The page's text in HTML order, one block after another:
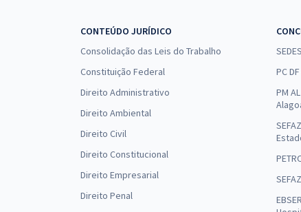
CONTEÚDO JURÍDICO
Consolidação das Leis do Trabalho
Constituição Federal
Direito Administrativo
Direito Ambiental
Direito Civil
Direito Constitucional
Direito Empresarial
Direito Penal
SEDES
PC DF
PM